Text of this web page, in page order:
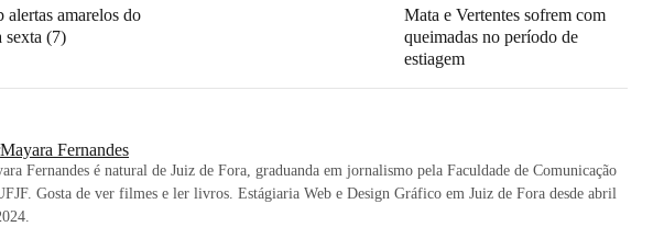
alertas amarelos do
sexta (7)
Mata e Vertentes sofrem com
queimadas no período de
estiagem
Mayara Fernandes
Fernandes é natural de Juiz de Fora, graduanda em jornalismo pela Faculdade de Comunicação
Gosta de ver filmes e ler livros. Estágiaria Web e Design Gráfico em Juiz de Fora desde abril